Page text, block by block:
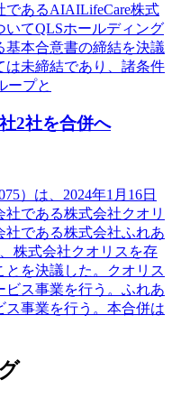
であるAIAILifeCare株式
てQLSホールディング
基本合意書の締結を決議
は未締結であり、諸条件
ープと
2社を合併へ
）は、2024年1月16日
である株式会社クオリ
社である株式会社ふれあ
株式会社クオリスを存
を決議した。クオリス
ビス事業を行う。ふれあ
ス事業を行う。本合併は